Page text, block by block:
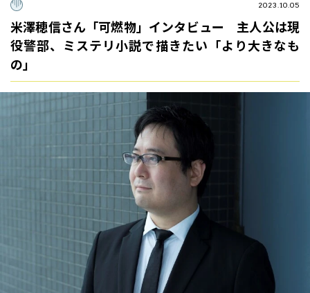
2023.10.05
米澤穂信さん「可燃物」インタビュー 主人公は現
役警部、ミステリ小説で描きたい「より大きなも
の」